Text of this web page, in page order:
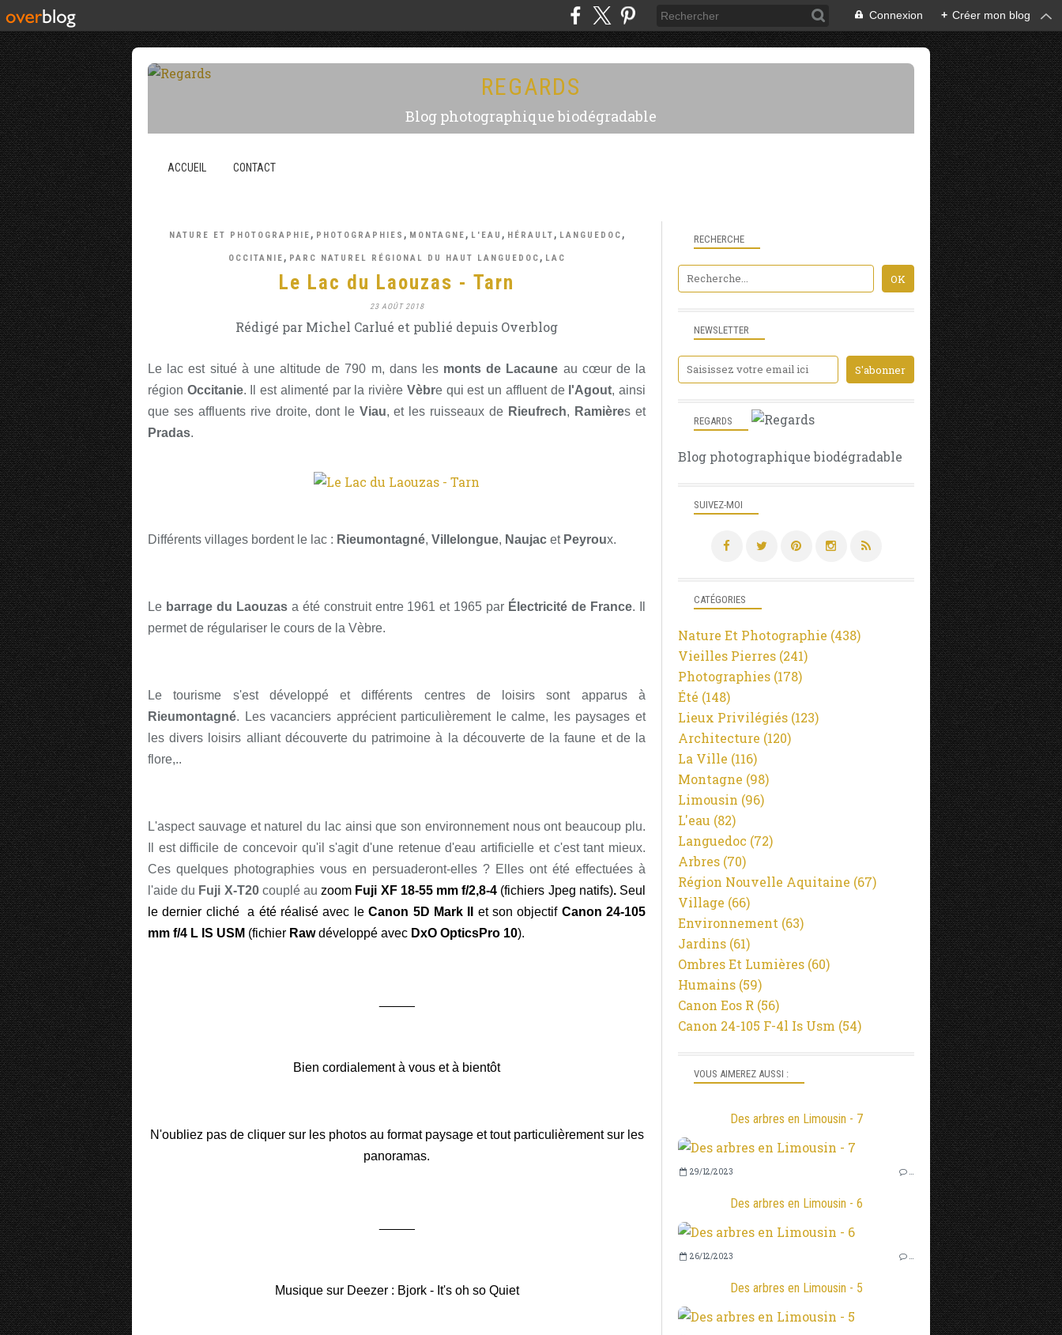
Connexion + Créer mon blog
REGARDS
Blog photographique biodégradable
ACCUEIL CONTACT
NATURE ET PHOTOGRAPHIE , PHOTOGRAPHIES , MONTAGNE , L'EAU , HÉRAULT , LANGUEDOC ,
OCCITANIE , PARC NATUREL RÉGIONAL DU HAUT LANGUEDOC , LAC
Le Lac du Laouzas - Tarn
23 AOÛT 2018
Rédigé par Michel Carlué et publié depuis Overblog
Le lac est situé à une altitude de 790 m, dans lesmonts de Lacaune au cœur de la
région Occitanie. Il est alimenté par la rivière Vèbre qui est un affluent de l'Agout, ainsi
que ses affluents rive droite, dont leViau, et les ruisseaux de Rieufrech, Ramières et
Pradas.
Différents villages bordent le lac : Rieumontagné, Villelongue, Naujac et Peyroux.
Le barrage du Laouzasa été construit entre 1961 et 1965 par Électricité de France. Il
permet de régulariser le cours de la Vèbre.
Le tourisme s'est développé et différents centres de loisirs sont apparus à
Rieumontagné. Les vacanciers apprécient particulièrement le calme, les paysages et
les divers loisirs alliant découverte du patrimoine à la découverte de la faune et de la
flore,..
L'aspect sauvage et naturel du lac ainsi que son environnement nous ont beaucoup plu.
Il est difficile de concevoir qu'il s'agit d'une retenue d'eau artificielle et c'est tant mieux.
Ces quelques photographies vous en persuaderont-elles ? Elles ont été effectuées à
l'aide du Fuji X-T20couplé auzoom Fuji XF 18-55 mm f/2,8-4 (fichiers Jpeg natifs). Seul
le dernier cliché a été réalisé avec leCanon 5D Mark II et son objectif Canon 24-105
mm f/4 L IS USM (fichier Rawdéveloppé avec DxO OpticsPro 10).
Bien cordialement à vous et à bientôt
N'oubliez pas de cliquer sur les photos au format paysage et tout particulièrement sur les
panoramas.
Musique sur Deezer : Bjork - It's oh so Quiet
NEWSLETTER
SUIVEZ-MOI
RECHERCHE
REGARDS
Blog photographique biodégradable
VOUS AIMEREZ AUSSI :
Des arbres en Limousin - 7
29/12/2023 …
Des arbres en Limousin - 6
26/12/2023 …
Des arbres en Limousin - 5
CATÉGORIES
Nature Et Photographie (438)
Vieilles Pierres (241)
Photographies (178)
Été (148)
Lieux Privilégiés (123)
Architecture (120)
La Ville (116)
Montagne (98)
Limousin (96)
L'eau (82)
Languedoc (72)
Arbres (70)
Région Nouvelle Aquitaine (67)
Village (66)
Environnement (63)
Jardins (61)
Ombres Et Lumières (60)
Humains (59)
Canon Eos R (56)
Canon 24-105 F-4l Is Usm (54)